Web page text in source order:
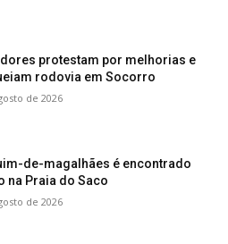
protestam por melhorias e
rodovia em Socorro
de 2026
de-magalhães é encontrado
na Praia do Saco
de 2026